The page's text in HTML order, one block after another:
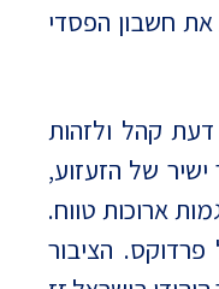
חשבון הפסדי
קהל ולזהות
ישיר של הזעזוע,
ארוכות טווח.
הציבור